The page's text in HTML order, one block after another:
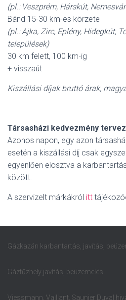
(pl.: Veszprém, Hárskút,
Bánd 15-30 km-es
(pl.: Ajka, Zirc, Eplény, Hidegkút,
települések)
30 km felett, 100
+ visszaút
Kiszállási díjak bruttó árak,
Társasházi kedvezmény
Azonos napon, egy azon
esetén a kiszállási díj csak
egyenlően elosztva a
között.
A szervizelt márkákról itt
Gázkazán karbantartás, javítás,
Gáztűzhely javítás, beüzemelés
Viessmann, Vaillant, Saunier Duval